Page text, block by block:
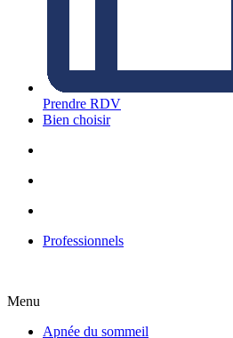
Prendre RDV
Bien choisir
Professionnels
Menu
Apnée du sommeil